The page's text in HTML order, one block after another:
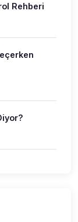
Rehberi